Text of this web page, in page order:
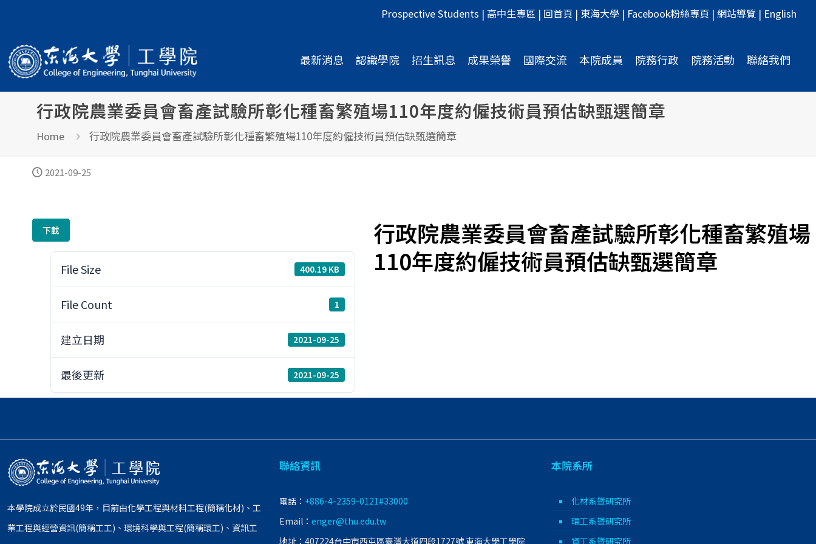
Prospective Students | 高中生專區 | 回首頁 | 東海大學 | Facebook粉絲專頁 | 網站導覽 | English
最新消息 認識學院 招生訊息 成果榮譽 國際交流 本院成員 院務行政 院務活動 聯絡我們
行政院農業委員會畜產試驗所彰化種畜繁殖場110年度約僱技術員預估缺甄選簡章
Home 行政院農業委員會畜產試驗所彰化種畜繁殖場110年度約僱技術員預估缺甄選簡章
2021-09-25
下載
File Size 400.19 KB
File Count 1
建立日期 2021-09-25
最後更新 2021-09-25
行政院農業委員會畜產試驗所彰化種畜繁殖場
110年度約僱技術員預估缺甄選簡章
本學院成立於民國49年，目前由化學工程與材料工程(簡稱化材)、工
業工程與經營資訊(簡稱工工)、環境科學與工程(簡稱環工)、資訊工
聯絡資訊
電話： +886-4-2359-0121#33000
Email： enger@thu.edu.tw
地址：407224台中市西屯區臺灣大道四段1727號 東海大學工學院
本院系所
化材系暨研究所
環工系暨研究所
資工系暨研究所